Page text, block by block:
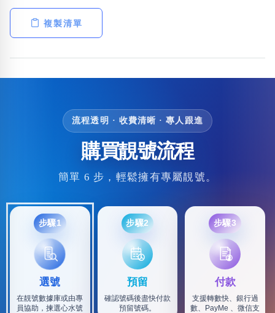
複製清單
流程透明 · 收費清晰 · 專人跟進
購買靚號流程
簡單 6 步，輕鬆擁有專屬靚號。
步驟1
選號
在靚號數據庫或由專
員協助，揀選心水號
步驟2
預留
確認號碼後盡快付款
預留號碼。
步驟3
付款
支援轉數快、銀行過
數、PayMe 、微信支